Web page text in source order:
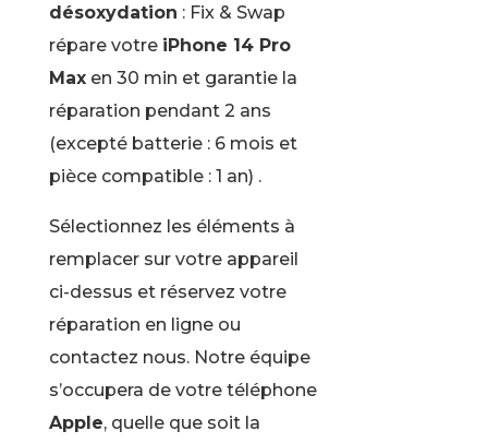
désoxydation : Fix & Swap
répare votre iPhone 14 Pro
Maxen 30 min et garantie la
réparation pendant 2 ans
(excepté batterie : 6 mois et
pièce compatible : 1 an) .
Sélectionnez les éléments à
remplacer sur votre appareil
ci-dessus et réservez votre
réparation en ligne ou
contactez nous. Notre équipe
s’occupera de votre téléphone
Apple, quelle que soit la